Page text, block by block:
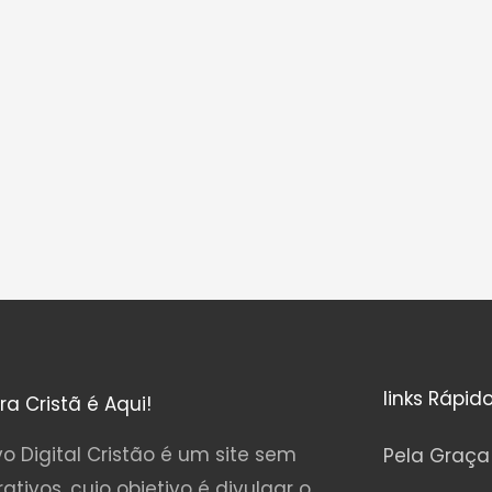
Cristã é Aqui!
Digital Cristão é um site sem
links
Pela Graça